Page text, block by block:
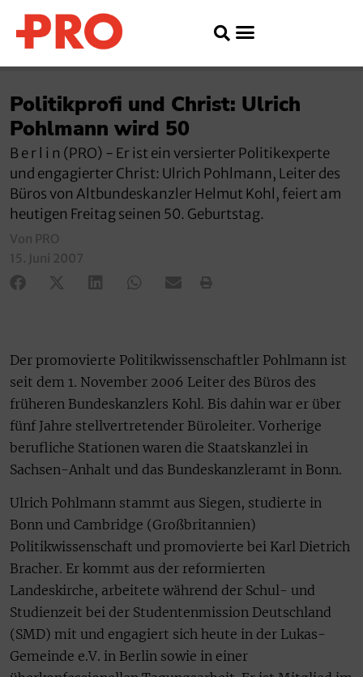
Politikprofi und Christ: Ulrich
Pohlmann wird 50
B e r l i n (PRO) - Er ist ein versierter Politikexperte
und engagierter Christ: Ulrich Pohlmann, Leiter des
Büros von Altbundeskanzler Helmut Kohl, feiert am
heutigen Freitag seinen 50. Geburtstag.
Von PRO
15. Juni 2007
Der promovierte Politikwissenschaftler Pohlmann ist
seit dem 1. November 2006 Leiter des Büros des
früheren Bundeskanzlers Kohl. Bis dahin war er über
fünf Jahre stellvertretender Büroleiter. Vorherige
berufliche Stationen waren die Staatskanzlei in
Sachsen-Anhalt und das Bundeskanzleramt in Bonn.
Ulrich Pohlmann stammt aus Siegen, studierte in
Bonn und Cambridge (Großbritannien)
Politikwissenschaft und promovierte bei Karl Dietrich
Bracher. Er kommt aus der reformierten
Landeskirche, arbeitete während der Schul- und
Studienzeit bei der Studentenmission Deutschland
(SMD) mit und engagiert sich heute in der Lukas-
Gemeinde e.V. in Berlin sowie in einer